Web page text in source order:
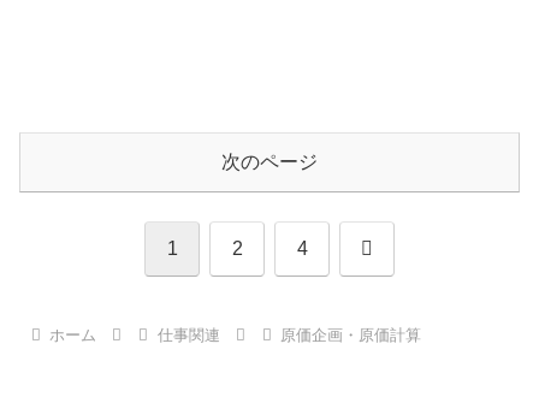
次のページ
1 2 4 次
ホーム 仕事関連 原価企画・原価計算